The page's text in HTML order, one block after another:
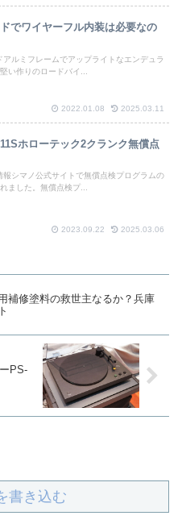
でワイヤーフル内装は必要なの
ルミフレームでアップライトなエンデュラ
い作りのロードバイ...
2022.01.08 2025.03.11
11Sホローテック2クランク無償点
シマノ公式サイトで無償点検プログラムの
ました。無償点検プ...
2023.09.22 2025.03.06
補修塗料の救世主なるか？兵庫
PS-
書き込む